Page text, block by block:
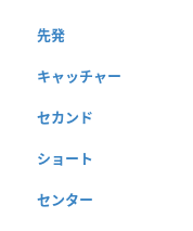
先発
キャッチャー
セカンド
ショート
センター